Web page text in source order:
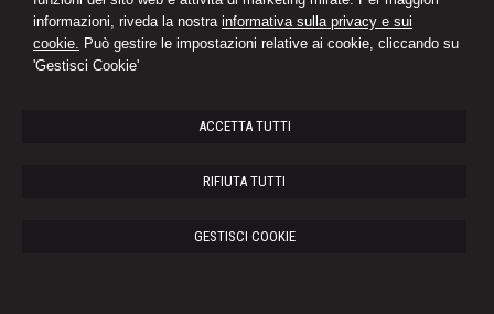
informazioni, riveda la nostra informativa sulla privacy e sui
cookie. Può gestire le impostazioni relative ai cookie, cliccando su
'Gestisci Cookie'
ACCETTA TUTTI
RIFIUTA TUTTI
GESTISCI COOKIE
Avv. Fabio Casaburo
10086,TO
0124.27228 - Cell. 3280999150 -Fax0124.424282
© 2026 Copyright Studio Legale Casaburo. Tutti i diritti riservati | P.IVA